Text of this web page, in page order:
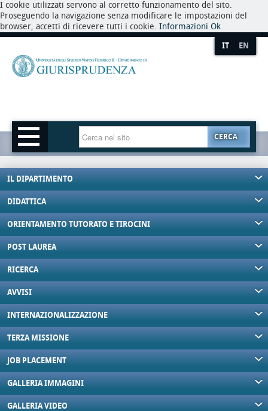
I cookie utilizzati servono al corretto funzionamento del sito.
Proseguendo la navigazione senza modificare le impostazioni del
browser, accetti di ricevere tutti i cookie. Informazioni Ok
IT EN
CERCA
IL DIPARTIMENTO
DIDATTICA
ORIENTAMENTO TUTORATO E TIROCINI
POST LAUREA
RICERCA
AVVISI
INTERNAZIONALIZZAZIONE
TERZA MISSIONE
JOB PLACEMENT
GALLERIA IMMAGINI
GALLERIA VIDEO